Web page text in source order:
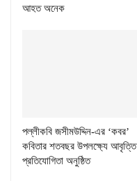
আহত অনেক
পল্লীকবি জসীমউদ্দিন-এর ‘কবর’
কবিতার শতবছর উপলক্ষ্যে আবৃত্তি
প্রতিযোগিতা অনুষ্ঠিত